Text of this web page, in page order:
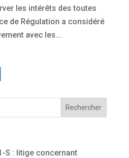
les intérêts des toutes
de Régulation a considéré
avec les...
S : litige concernant